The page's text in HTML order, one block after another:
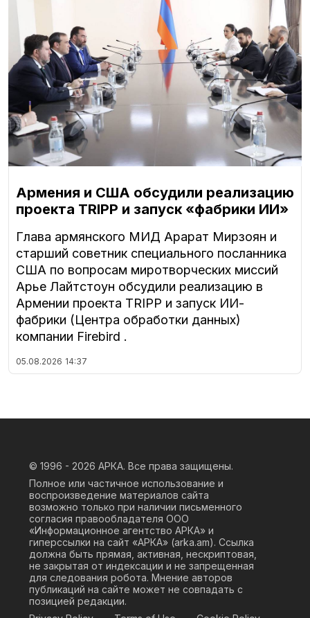
Армения и США обсудили реализацию
проекта TRIPP и запуск «фабрики ИИ»
Глава армянского МИД Арарат Мирзоян и
старший советник специального посланника
США по вопросам миротворческих миссий
Арье Лайтстоун обсудили реализацию в
Армении проекта TRIPP и запуск ИИ-
фабрики (Центра обработки данных)
компании Firebird .
05.08.2026 14:37
© 1996 - 2026 АРКА. Все права защищены.
Полное или частичное использование и
воспроизведение материалов сайта
возможно только при наличии письменного
согласия правообладателя ООО
«Информационное агентство АРКА» и
гиперссылки на сайт «АРКА» (arka.am). Ссылка
должна быть прямая, активная, нескриптовая,
не закрытая от индексации и не запрещенная
для следования робота. Мнение авторов
публикаций на сайте может не совпадать с
позицией редакции.